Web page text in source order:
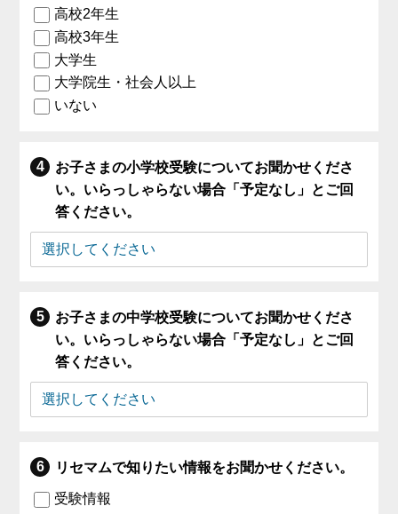
高校2年生
高校3年生
大学生
大学院生・社会人以上
いない
お子さまの小学校受験についてお聞かせくださ
い。いらっしゃらない場合「予定なし」とご回
答ください。
お子さまの中学校受験についてお聞かせくださ
い。いらっしゃらない場合「予定なし」とご回
答ください。
リセマムで知りたい情報をお聞かせください。
受験情報